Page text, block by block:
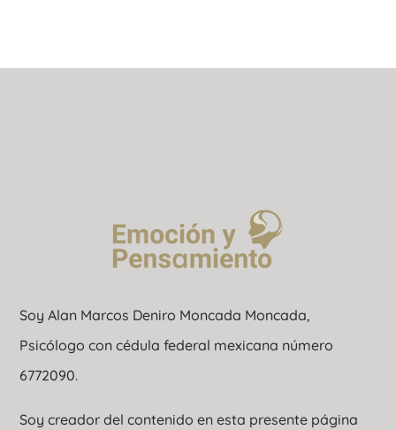
Soy Alan Marcos Deniro Moncada Moncada,
Psicólogo con cédula federal mexicana número
6772090.
Soy creador del contenido en esta presente página